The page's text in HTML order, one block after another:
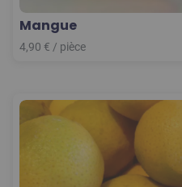
Mangue
4,90 € / pièce